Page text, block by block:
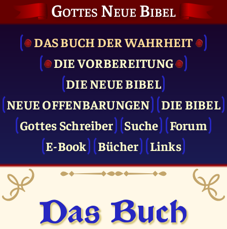
Gottes Neue Bibel
DAS BUCH DER WAHRHEIT
DIE VOR­BEREITUNG
DIE NEUE BIBEL
NEUE OFFENBARUNGEN
DIE BIBEL
Gottes Schreiber
Suche
Forum
E-Book
Bücher Links
Das Buch